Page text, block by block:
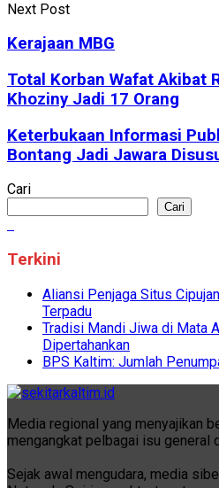
Next Post
Kerajaan MBG
Total Korban Wafat Akibat
Khoziny Jadi 17 Orang
Keterbukaan Informasi
Bontang Jadi Jawara
Cari
Cari
Terkini
Aliansi Penjaga Situs
Terpadu
Tradisi Mandi Jiwa di Mata
Dipertahankan
BPS Kaltim: Jumlah
Media regional yang menyajikan
mengangkat pelbagai isu general
Sejak awal mengudara, media